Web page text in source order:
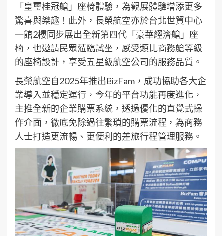
「皇璽桂冠艙」座椅體驗，為觀展體驗增添更多
驚喜與樂趣！此外，長榮航空亦於台北世貿中心
一館2樓同步展出全新第四代「豪華經濟艙」座
椅，也邀請民眾蒞臨試坐，感受類比商務艙等級
的座椅設計，享受五星級航空公司的服務品質。
長榮航空自2025年推出BizFam，成功協助各大企
業導入並穩定運行，今年的平台功能再度進化，
主推全新的企業購票系統，透過優化的直覺式操
作介面，徹底免除過往繁瑣的購票流程，為商務
人士打造更流暢、更便利的差旅行程管理服務。